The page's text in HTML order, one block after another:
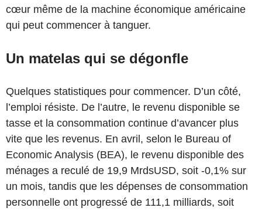
cœur même de la machine économique américaine
qui peut commencer à tanguer.
Un matelas qui se dégonfle
Quelques statistiques pour commencer. D’un côté,
l’emploi résiste. De l’autre, le revenu disponible se
tasse et la consommation continue d’avancer plus
vite que les revenus. En avril, selon le Bureau of
Economic Analysis (BEA), le revenu disponible des
ménages a reculé de 19,9 MrdsUSD, soit -0,1% sur
un mois, tandis que les dépenses de consommation
personnelle ont progressé de 111,1 milliards, soit